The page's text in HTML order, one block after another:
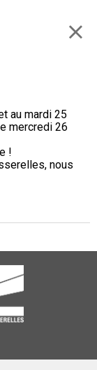
au mardi 25
mercredi 26
!
nous